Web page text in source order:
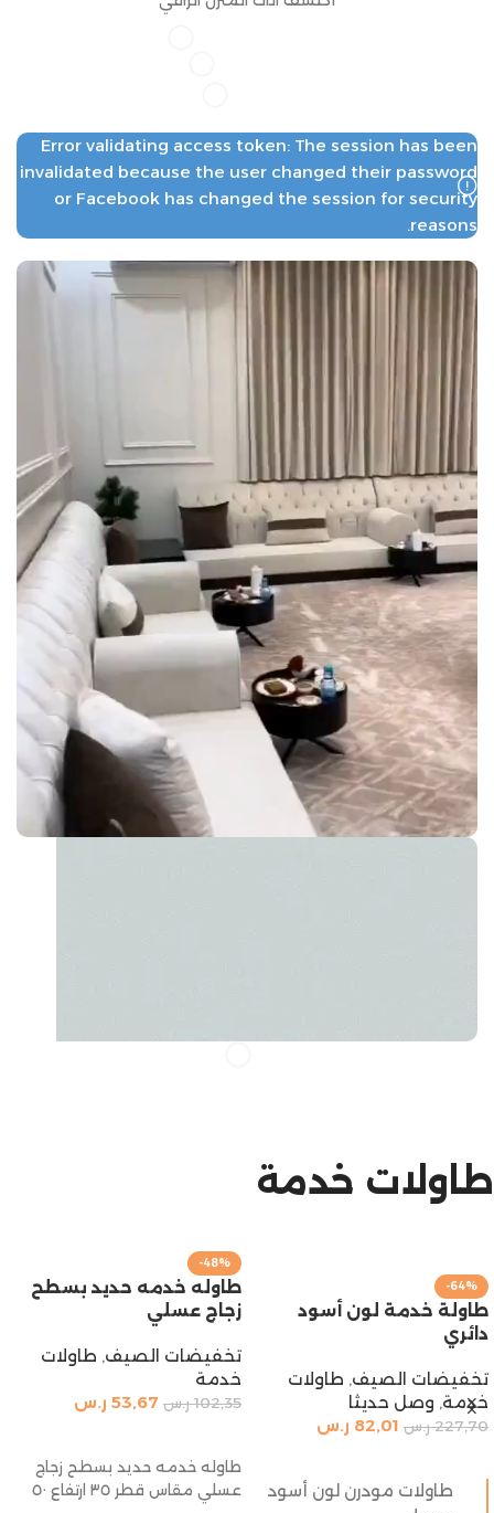
المنزل النادر
جودة عالية تناسب جميع الأذواق
Error validating access token: The session has been
invalidated because the user changed their password
or Facebook has changed the session for security
reasons.
طاولات خدمة
طاوله خدمه حديد بسطح
زجاج عسلي
تخفيضات الصيف
خدمة
102,35 ر.س 53,67 ر.س
إضافة إلى السلة
عسلي مقاس قطر ٣٥ ارتفاع ٥٠
-61%
طاولة خدمة حديد بسطح
خشب لون اسود
طاولات خدمة, وصل حديثا
228,85
إضافة إلى السلة